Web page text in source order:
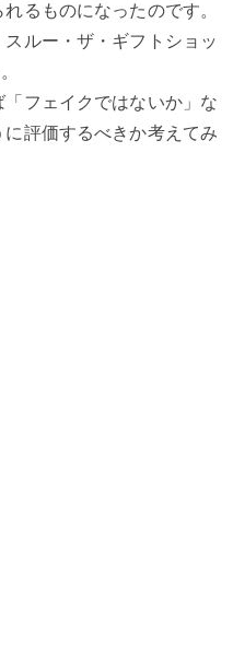
るものになったのです。
ルー・ザ・ギフトショッ
フェイクではないか」な
評価するべきか考えてみ